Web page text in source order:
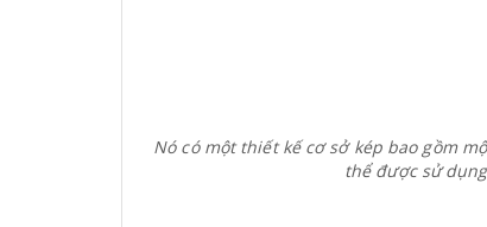
Nó có một thiết kế cơ sở kép bao gồm
thể được sử